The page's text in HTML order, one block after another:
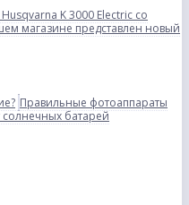
K 3000 Electric со
магазине представлен новый
Правильные фотоаппараты
батарей